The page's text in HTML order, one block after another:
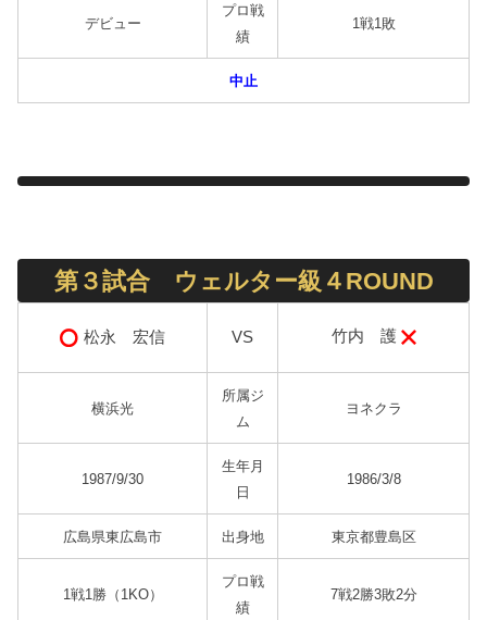
デビュー
プロ戦
績
1戦1敗
中止
第３試合 ウェルター級４ROUND
松永 宏信 VS 竹内 護
横浜光
所属ジ
ム
ヨネクラ
1987/9/30
生年月
日
1986/3/8
広島県東広島市 出身地 東京都豊島区
1戦1勝（1KO）
プロ戦
績
7戦2勝3敗2分